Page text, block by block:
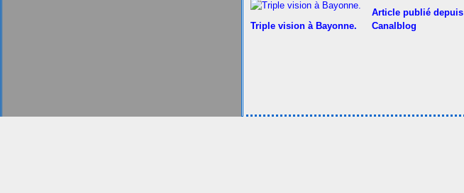
Triple vision à Bayonne.
Article publié depuis
Canalblog